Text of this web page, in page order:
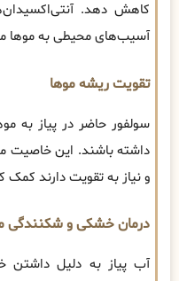
کاهش دهد.
آسیب‌های محیطی به موها
تقویت ریشه موها
سولفور حاضر در پیاز به
داشته باشند. این خاصیت
و نیاز به تقویت دارند کمک
درمان خشکی و شکنندگی
آب پیاز به دلیل داشتن